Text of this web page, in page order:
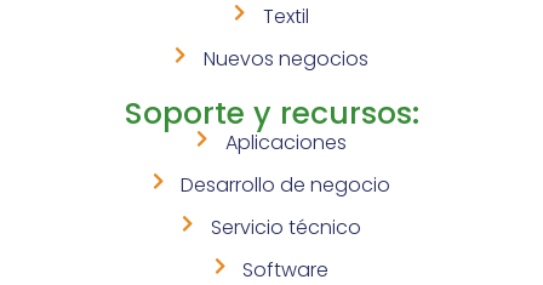
Textil
Nuevos negocios
Soporte y recursos:
Aplicaciones
Desarrollo de negocio
Servicio técnico
Software